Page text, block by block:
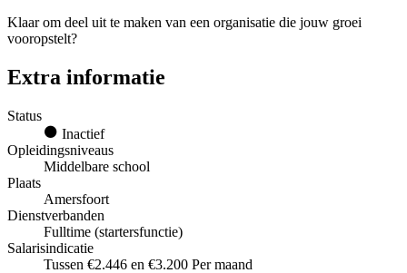
Klaar om deel uit te maken van een organisatie die jouw groei
vooropstelt?
Extra informatie
Status
Inactief
Opleidingsniveaus
Middelbare school
Plaats
Amersfoort
Dienstverbanden
Fulltime (startersfunctie)
Salarisindicatie
Tussen €2.446 en €3.200 Per maand